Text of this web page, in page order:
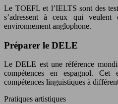
Le TOEFL et l’IELTS sont des
s’adressent à ceux qui
environnement anglophone.
Préparer le DELE
Le DELE est une référence
compétences en espagnol. Cet
compétences linguistiques à
Pratiques artistiques